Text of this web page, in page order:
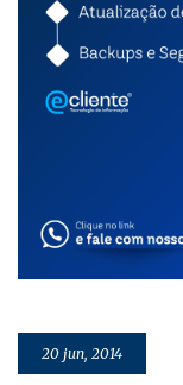
20 jun, 2014